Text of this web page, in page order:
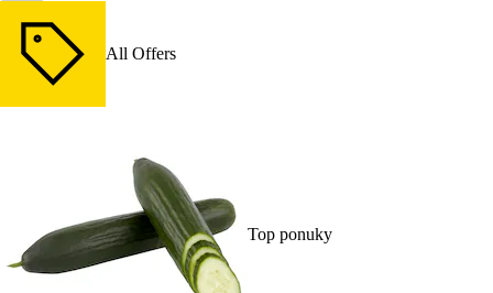
All Offers
Top ponuky